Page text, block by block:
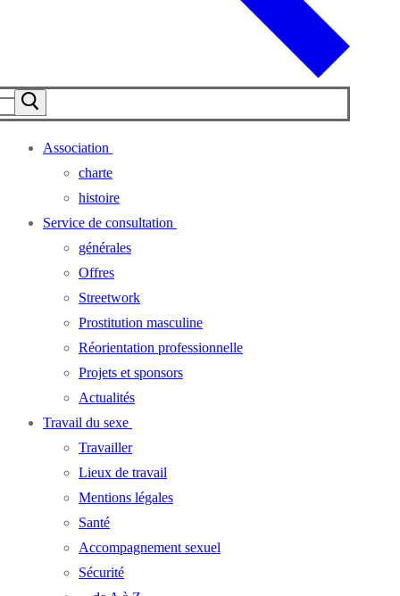
Association
charte
histoire
Service de consultation
générales
Offres
Streetwork
Prostitution masculine
Réorientation professionnelle
Projets et sponsors
Actualités
Travail du sexe
Travailler
Lieux de travail
Mentions légales
Santé
Accompagnement sexuel
Sécurité